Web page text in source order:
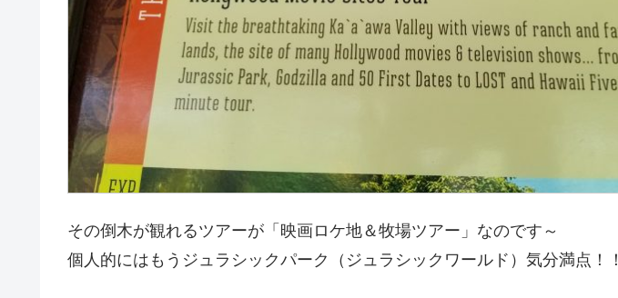
その倒木が観れるツアーが「映画ロケ地＆牧場ツアー」なのです～
個人的にはもうジュラシックパーク（ジュラシックワールド）気分満点！！